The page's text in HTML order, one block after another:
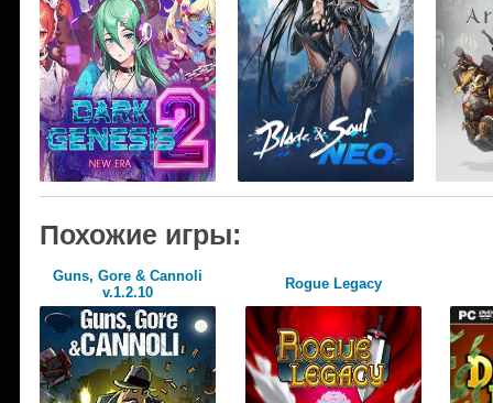
Похожие игры:
Guns, Gore & Cannoli
v.1.2.10
Rogue Legacy